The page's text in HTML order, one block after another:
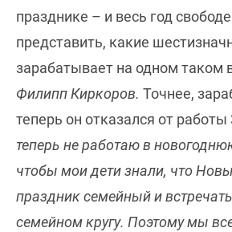
празднике – и весь год
представить, какие
зарабатывает на одном таком
Филипп Киркоров. Точнее,
теперь он отказался от работы
теперь не работаю в
чтобы мои дети знали, что
праздник семейный и
семейном кругу. Поэтому мы